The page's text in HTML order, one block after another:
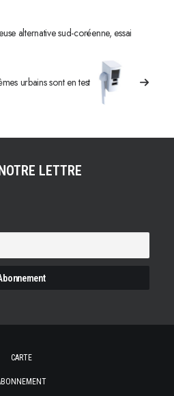
alternative sud-coréenne, essai
urbains sont en test
LETTRE
CARTE